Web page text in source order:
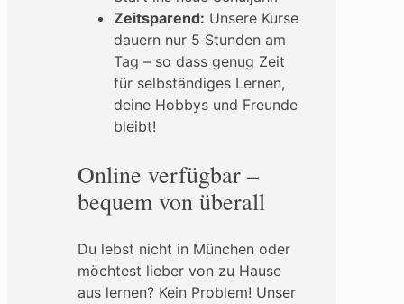
Zeitsparend: Unsere Kurse
dauern nur 5 Stunden am
Tag – so dass genug Zeit
für selbständiges Lernen,
deine Hobbys und Freunde
bleibt!
Online verfügbar –
bequem von überall
Du lebst nicht in München oder
möchtest lieber von zu Hause
aus lernen? Kein Problem! Unser